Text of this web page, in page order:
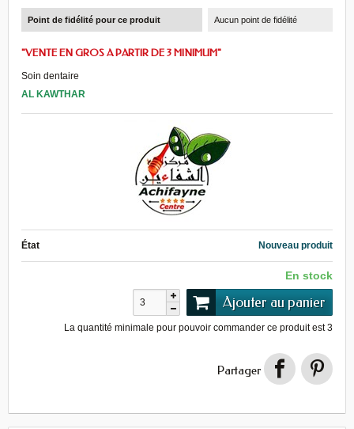
Point de fidélité pour ce produit Aucun point de fidélité
"VENTE EN GROS A PARTIR DE 3 MINIMUM"
Soin dentaire
AL KAWTHAR
État Nouveau produit
En stock
Ajouter au panier
La quantité minimale pour pouvoir commander ce produit est3
Partager